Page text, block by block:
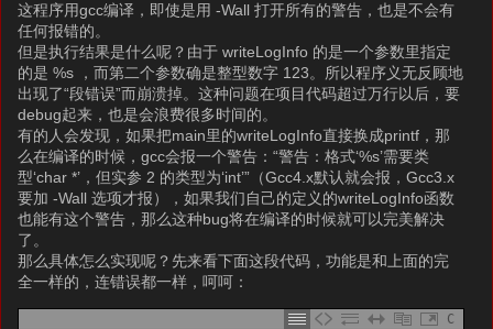
这程序用gcc编译，即使是用 -Wall 打开所有的警告，也是不会有
任何报错的。
但是执行结果是什么呢？由于 writeLogInfo 的是一个参数里指定
的是 %s ，而第二个参数确是整型数字 123。所以程序义无反顾地
出现了“段错误”而崩溃掉。这种问题在项目代码超过万行以后，要
debug起来，也是会浪费很多时间的。
有的人会发现，如果把main里的writeLogInfo直接换成printf，那
么在编译的时候，gcc会报一个警告：“警告：格式‘%s’需要类
型‘char *’，但实参 2 的类型为‘int’”（Gcc4.x默认就会报，Gcc3.x
要加 -Wall 选项才报），如果我们自己的定义的writeLogInfo函数
也能有这个警告，那么这种bug将在编译的时候就可以完美解决
了。
那么具体怎么实现呢？先来看下面这段代码，功能是和上面的完
全一样的，连错误都一样，呵呵：
C